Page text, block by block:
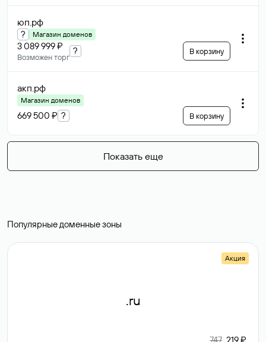
юп.рф
? Магазин доменов
3 089 999 ₽
Возможен торг
? В корзину
акп.рф
Магазин доменов
669 500 ₽ ? В корзину
Показать еще
Популярные доменные зоны
Акция
.ru